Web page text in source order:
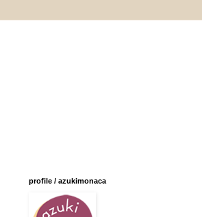
profile / azukimonaca